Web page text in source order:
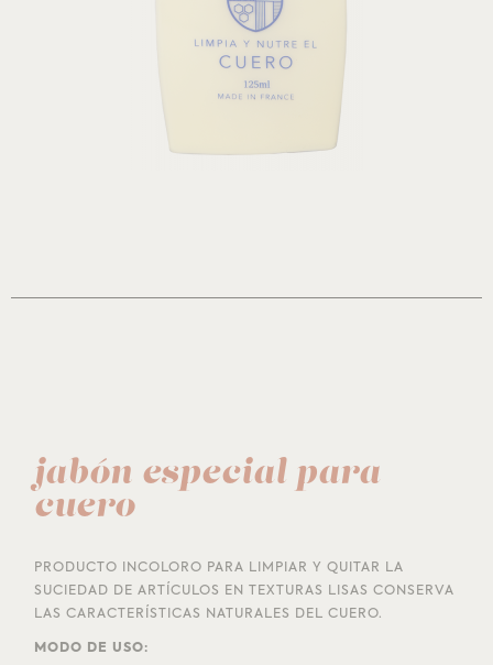
jabón especial para
cuero
PRODUCTO INCOLORO PARA LIMPIAR Y QUITAR LA
SUCIEDAD DE ARTÍCULOS EN TEXTURAS LISAS CONSERVA
LAS CARACTERÍSTICAS NATURALES DEL CUERO.
MODO DE USO: